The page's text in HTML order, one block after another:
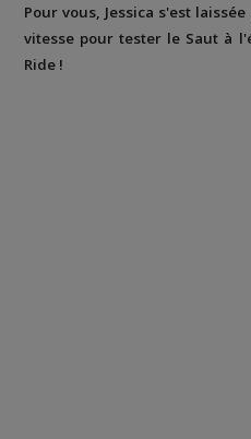
Pour vous, Jessica s'est
vitesse pour tester le Saut à
Ride !